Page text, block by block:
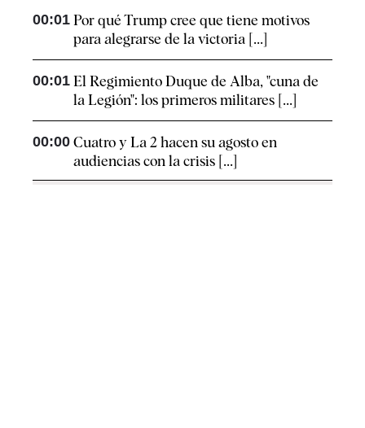
00:01 Por qué Trump cree que tiene motivos
para alegrarse de la victoria [...]
00:01 El Regimiento Duque de Alba, "cuna de
la Legión": los primeros militares [...]
00:00 Cuatro y La 2 hacen su agosto en
audiencias con la crisis [...]